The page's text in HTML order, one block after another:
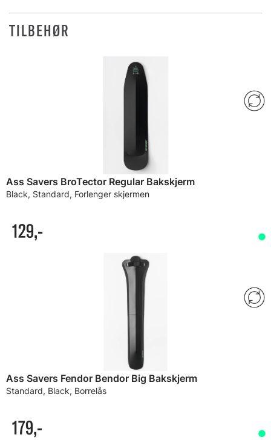
TILBEHØR
Ass Savers BroTector Regular Bakskjerm
Black, Standard, Forlenger skjermen
129,-
Ass Savers Fendor Bendor Big Bakskjerm
Standard, Black, Borrelås
179,-